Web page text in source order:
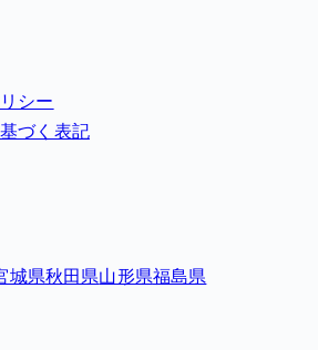
シー
づく表記
城県秋田県山形県福島県